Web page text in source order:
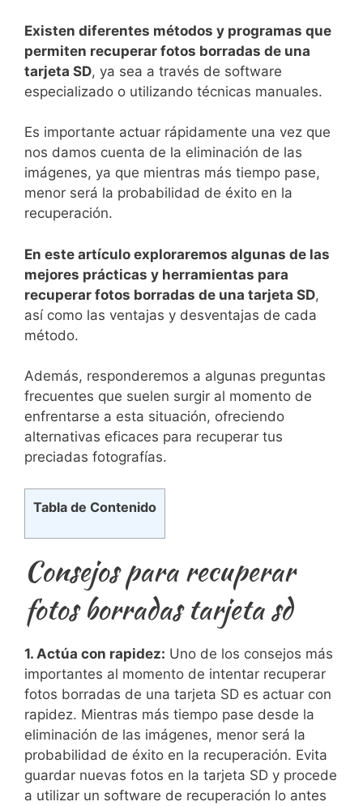
Existen diferentes métodos y programas que
permiten recuperar fotos borradas de una
tarjeta‌ SD, ya sea a través de software
especializado o‌ utilizando⁤ técnicas manuales.
Es importante actuar rápidamente una⁣ vez que
nos damos cuenta de la eliminación de⁤ las
imágenes, ya que mientras más tiempo pase,
menor será la⁤ probabilidad de éxito en la
recuperación.
En este artículo exploraremos algunas de las
mejores prácticas y herramientas para
recuperar⁤ fotos ⁤borradas de una tarjeta SD,
así como las ventajas​ y desventajas ⁢de cada
método.
Además, ‍responderemos a algunas ⁤preguntas
frecuentes que suelen surgir al⁤ momento de
enfrentarse a esta​ situación, ofreciendo
alternativas eficaces ⁤para recuperar tus
preciadas fotografías.
Tabla de Contenido
Consejos para recuperar
fotos borradas tarjeta ⁢sd
1. Actúa con rapidez: Uno de los consejos más
importantes al momento de intentar recuperar
fotos borradas de ⁢una tarjeta SD es actuar con
rapidez. Mientras más tiempo pase ⁢desde ​la
eliminación de las imágenes, ⁤menor será la⁢
probabilidad de ⁣éxito en la recuperación. Evita
guardar nuevas ⁢fotos en la tarjeta SD y procede
​a utilizar un software de recuperación lo antes ​